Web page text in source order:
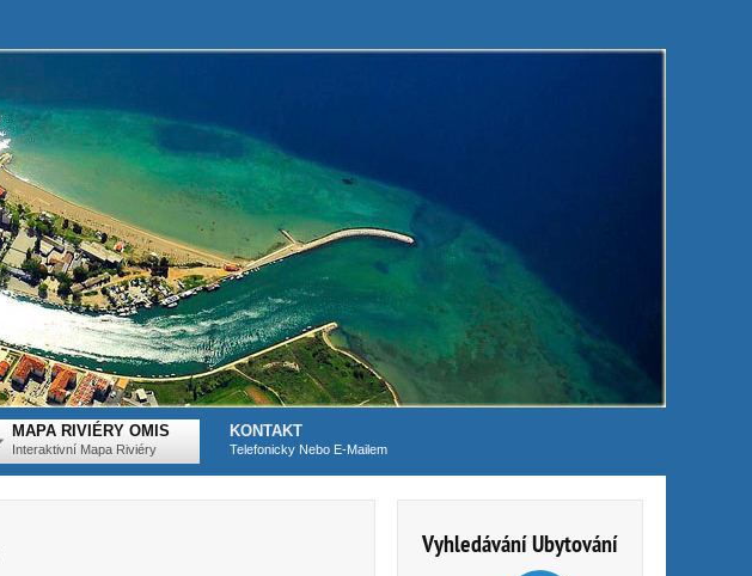
MAPA RIVIÉRY OMIS
Interaktivní Mapa Riviéry
KONTAKT
Telefonicky Nebo E-Mailem
Vyhledávání Ubytování